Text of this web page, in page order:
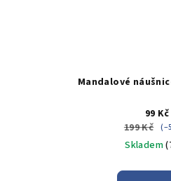
Mandalové
99 Kč
199 Kč
Skladem